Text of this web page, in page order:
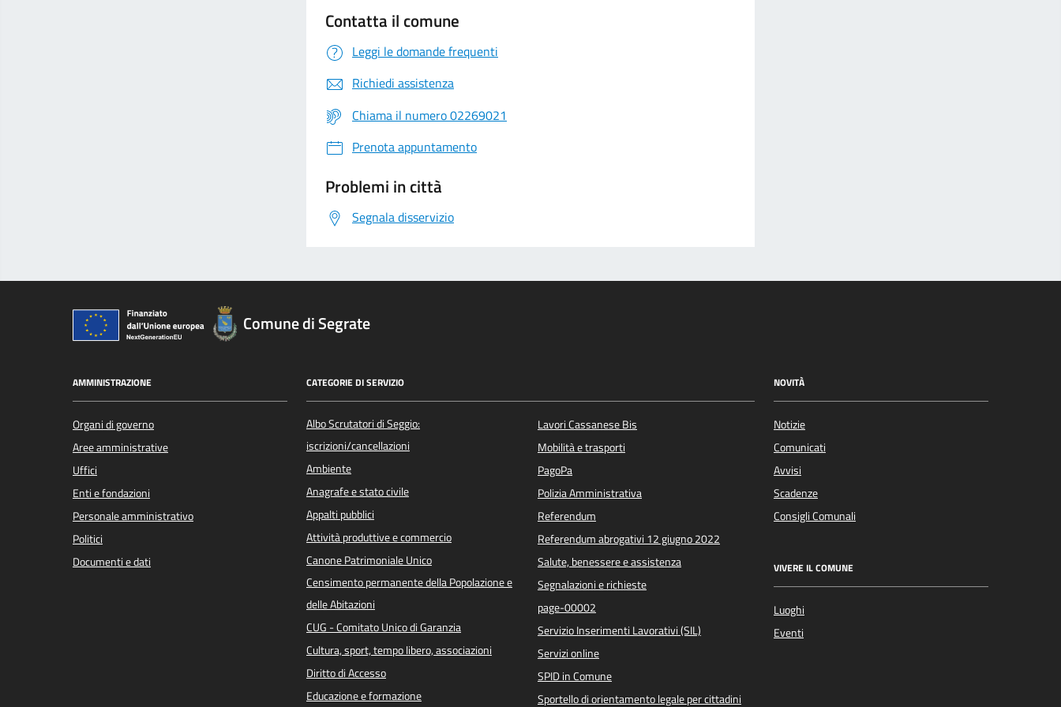
Contatta il comune
Leggi le domande frequenti
Richiedi assistenza
Chiama il numero 02269021
Prenota appuntamento
Problemi in città
Segnala disservizio
Comune di Segrate
AMMINISTRAZIONE
Organi di governo
Aree amministrative
Uffici
Enti e fondazioni
Personale amministrativo
Politici
Documenti e dati
CATEGORIE DI SERVIZIO
Albo Scrutatori di Seggio:
iscrizioni/cancellazioni
Ambiente
Anagrafe e stato civile
Appalti pubblici
Attività produttive e commercio
Canone Patrimoniale Unico
Censimento permanente della Popolazione e
delle Abitazioni
CUG - Comitato Unico di Garanzia
Cultura, sport, tempo libero, associazioni
Diritto di Accesso
Educazione e formazione
Lavori Cassanese Bis
Mobilità e trasporti
PagoPa
Polizia Amministrativa
Referendum
Referendum abrogativi 12 giugno 2022
Salute, benessere e assistenza
Segnalazioni e richieste
page-00002
Servizio Inserimenti Lavorativi (SIL)
Servizi online
SPID in Comune
Sportello di orientamento legale per cittadini
NOVITÀ
Notizie
Comunicati
Avvisi
Scadenze
Consigli Comunali
VIVERE IL COMUNE
Luoghi
Eventi